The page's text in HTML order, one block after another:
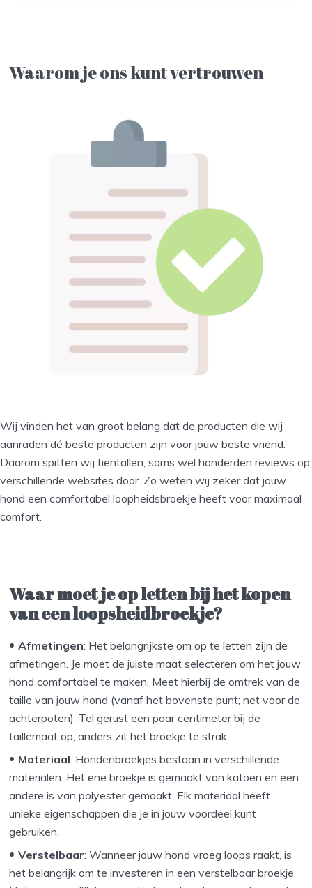
Waarom je ons kunt vertrouwen
Wij vinden het van groot belang dat de producten die wij
aanraden dé beste producten zijn voor jouw beste vriend.
Daarom spitten wij tientallen, soms wel honderden reviews op
verschillende websites door. Zo weten wij zeker dat jouw
hond een comfortabel loopheidsbroekje heeft voor maximaal
comfort.
Waar moet je op letten bij het kopen
van een loopsheidbroekje?
Afmetingen: Het belangrijkste om op te letten zijn de
afmetingen. Je moet de juiste maat selecteren om het jouw
hond comfortabel te maken. Meet hierbij de omtrek van de
taille van jouw hond (vanaf het bovenste punt; net voor de
achterpoten). Tel gerust een paar centimeter bij de
taillemaat op, anders zit het broekje te strak.
Materiaal: Hondenbroekjes bestaan in verschillende
materialen. Het ene broekje is gemaakt van katoen en een
andere is van polyester gemaakt. Elk materiaal heeft
unieke eigenschappen die je in jouw voordeel kunt
gebruiken.
Verstelbaar: Wanneer jouw hond vroeg loops raakt, is
het belangrijk om te investeren in een verstelbaar broekje.